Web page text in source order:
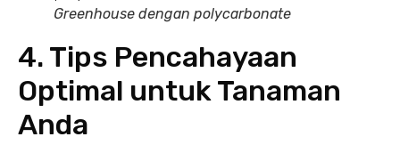
Greenhouse dengan polycarbonate
4. Tips Pencahayaan
Optimal untuk Tanaman
Anda